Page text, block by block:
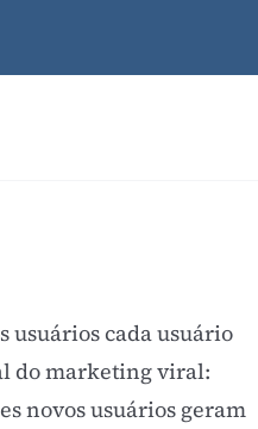
usuários cada usuário
do marketing viral:
novos usuários geram